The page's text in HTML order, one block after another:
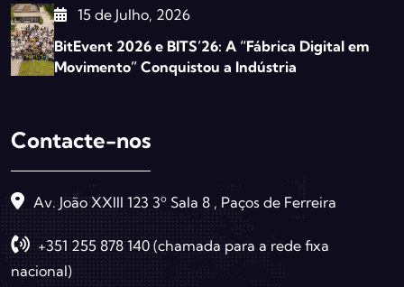
15 de Julho, 2026
BitEvent 2026 e BITS’26: A “Fábrica Digital em
Movimento” Conquistou a Indústria
Contacte-nos
Av. João XXIII 123 3º Sala 8 , Paços de Ferreira
+351 255 878 140 (chamada para a rede fixa
nacional)